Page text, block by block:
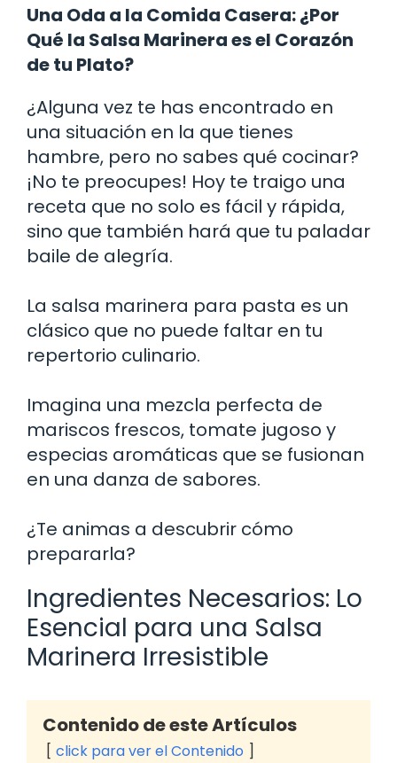
Una Oda a la Comida Casera: ¿Por
Qué la Salsa Marinera es el Corazón
de tu Plato?
¿Alguna vez te has encontrado en
una situación en la que tienes
hambre, pero no sabes qué cocinar?
¡No te preocupes! Hoy te traigo una
receta que no solo es fácil y rápida,
sino que también hará que tu paladar
baile de alegría.
La salsa marinera para pasta es un
clásico que no puede faltar en tu
repertorio culinario.
Imagina una mezcla perfecta de
mariscos frescos, tomate jugoso y
especias aromáticas que se fusionan
en una danza de sabores.
¿Te animas a descubrir cómo
prepararla?
Ingredientes Necesarios: Lo
Esencial para una Salsa
Marinera Irresistible
Contenido de este Artículos
click para ver el Contenido